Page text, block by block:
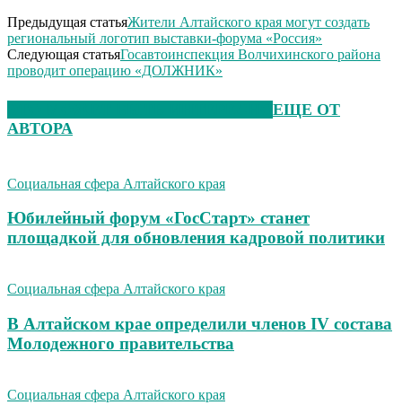
Предыдущая статьяЖители Алтайского края могут создать
региональный логотип выставки-форума «Россия»
Следующая статьяГосавтоинспекция Волчихинского района
проводит операцию «ДОЛЖНИК»
ЕЩЕ ОТ
АВТОРА
Социальная сфера Алтайского края
Юбилейный форум «ГосСтарт» станет
площадкой для обновления кадровой политики
Социальная сфера Алтайского края
В Алтайском крае определили членов IV состава
Молодежного правительства
Социальная сфера Алтайского края